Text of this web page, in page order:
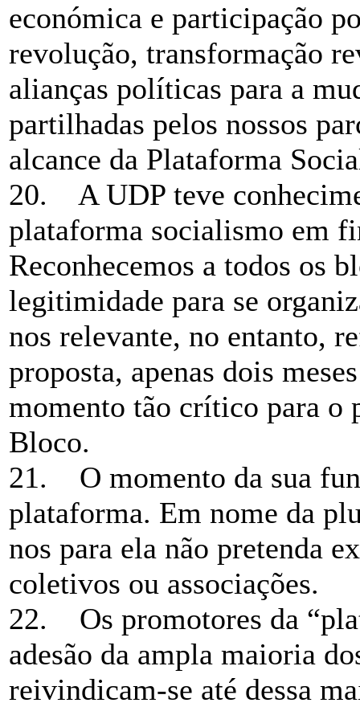
económica e participação
revolução, transformação
alianças políticas para a
partilhadas pelos nossos
alcance da Plataforma
20. A UDP teve
plataforma socialismo em
Reconhecemos a todos os
legitimidade para se
nos relevante, no entanto,
proposta, apenas dois
momento tão crítico para o
Bloco.
21. O momento da sua
plataforma. Em nome da
nos para ela não pretenda
coletivos ou associações.
22. Os promotores da
adesão da ampla maioria
reivindicam-se até dessa